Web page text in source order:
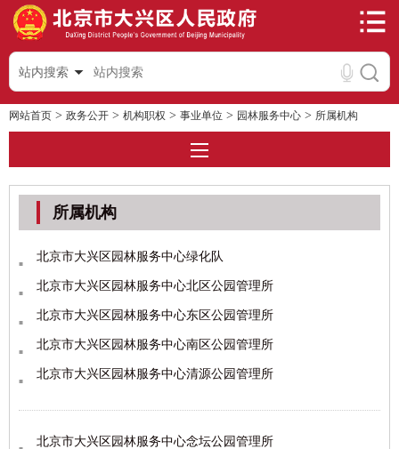
站内搜索
网站首页 > 政务公开 > 机构职权 > 事业单位 > 园林服务中心 > 所属机构
所属机构
北京市大兴区园林服务中心绿化队
北京市大兴区园林服务中心北区公园管理所
北京市大兴区园林服务中心东区公园管理所
北京市大兴区园林服务中心南区公园管理所
北京市大兴区园林服务中心清源公园管理所
北京市大兴区园林服务中心念坛公园管理所